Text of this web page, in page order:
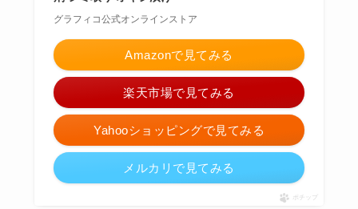
グラフィコ公式オンラインストア
Amazonで見てみる
楽天市場で見てみる
Yahooショッピングで見てみる
メルカリで見てみる
ポチップ